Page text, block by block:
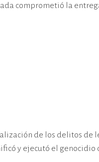
comprometió la
de los delitos de
y ejecutó el